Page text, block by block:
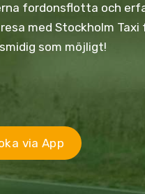
fordonsflotta och
med Stockholm
som möjligt!
via App